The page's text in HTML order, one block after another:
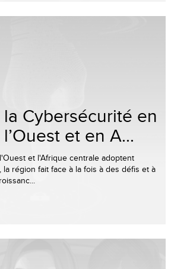
Cybersécurité en
et en A...
et l'Afrique centrale adoptent
région fait face à la fois à des défis et à